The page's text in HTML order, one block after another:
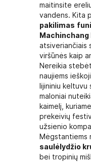
maitinsite
vandens. Kita
pakilimas
Machinchang
atsiveriančiais
viršūnės kaip
Nereikia
naujiems
lijininiu keltuvu
maloniai
kaimelį,
prekeivių
užsienio
Mėgstantiems
saulėlydžio
bei tropinių